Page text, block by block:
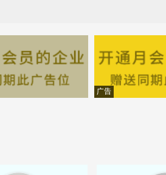
面议
面议
广告